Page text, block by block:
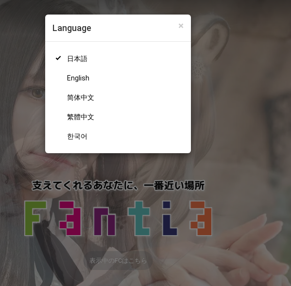
×
Language
日本語
English
简体中文
繁體中文
한국어
表示中のFCはこちら